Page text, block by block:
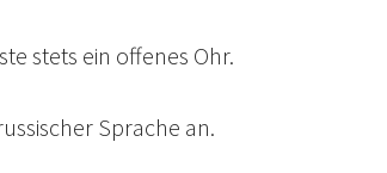
stets ein offenes Ohr.
Sprache an.